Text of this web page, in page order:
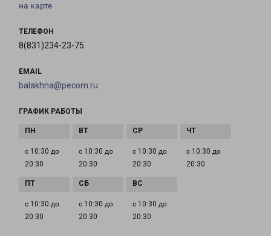
на карте
ТЕЛЕФОН
8(831)234-23-75
EMAIL
balakhna@pecom.ru
ГРАФИК РАБОТЫ
с 10:30 до
20:30
с 10:30 до
20:30
с 10:30 до
20:30
с 10:30 до
20:30
с 10:30 до
20:30
с 10:30 до
20:30
с 10:30 до
20:30